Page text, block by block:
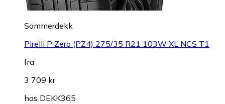
Sommerdekk
Pirelli P Zero (PZ4) 275/35 R21 103W XL NCS T1
fra
3 709 kr
hos DEKK365